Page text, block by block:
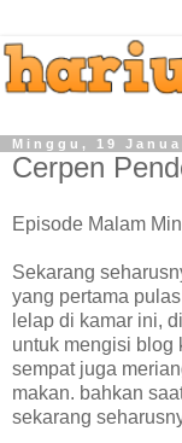
Minggu, 19
Cerpen
Episode Malam
Sekarang
yang pertama
lelap di kamar ini,
untuk mengisi blog
sempat juga
makan. bahkan
sekarang